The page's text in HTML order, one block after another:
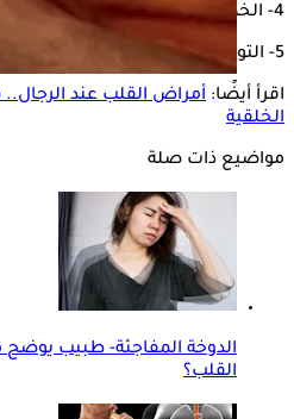
4- الخضراوات الورقية.
5- التوت.
اقرأ أيضًا:
الخلقية
مواضيع ذات صلة
الدوخة المفاجئة- طبيب
القلب؟